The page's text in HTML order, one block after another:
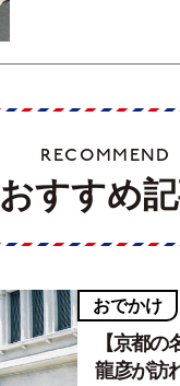
RECOMMEND
おすすめ
おでかけ
【京都
龍彦が訪